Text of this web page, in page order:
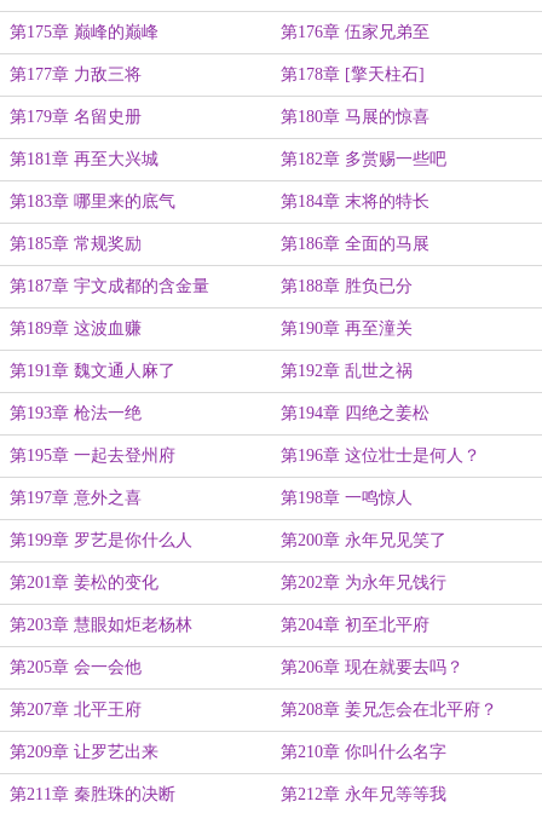
第175章 巅峰的巅峰 第176章 伍家兄弟至
第177章 力敌三将 第178章 [擎天柱石]
第179章 名留史册 第180章 马展的惊喜
第181章 再至大兴城 第182章 多赏赐一些吧
第183章 哪里来的底气 第184章 末将的特长
第185章 常规奖励 第186章 全面的马展
第187章 宇文成都的含金量 第188章 胜负已分
第189章 这波血赚 第190章 再至潼关
第191章 魏文通人麻了 第192章 乱世之祸
第193章 枪法一绝 第194章 四绝之姜松
第195章 一起去登州府 第196章 这位壮士是何人？
第197章 意外之喜 第198章 一鸣惊人
第199章 罗艺是你什么人 第200章 永年兄见笑了
第201章 姜松的变化 第202章 为永年兄饯行
第203章 慧眼如炬老杨林 第204章 初至北平府
第205章 会一会他 第206章 现在就要去吗？
第207章 北平王府 第208章 姜兄怎会在北平府？
第209章 让罗艺出来 第210章 你叫什么名字
第211章 秦胜珠的决断 第212章 永年兄等等我